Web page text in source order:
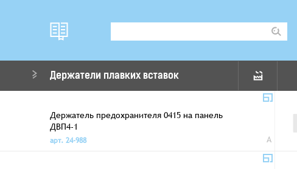
Держатели плавких вставок
Держатель предохранителя 0415 на панель
ДВП4-1
арт. 24-988
A